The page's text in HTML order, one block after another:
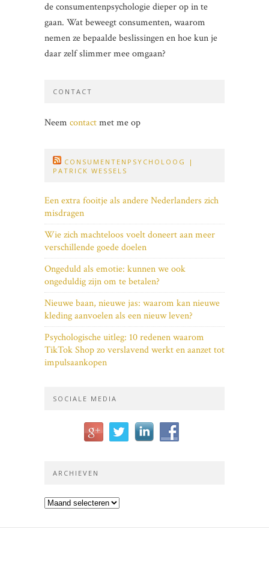
de consumentenpsychologie dieper op in te
gaan. Wat beweegt consumenten, waarom
nemen ze bepaalde beslissingen en hoe kun je
daar zelf slimmer mee omgaan?
CONTACT
Neem contactmet me op
CONSUMENTENPSYCHOLOOG |
PATRICK WESSELS
Een extra fooitje als andere Nederlanders zich
misdragen
Wie zich machteloos voelt doneert aan meer
verschillende goede doelen
Ongeduld als emotie: kunnen we ook
ongeduldig zijn om te betalen?
Nieuwe baan, nieuwe jas: waarom kan nieuwe
kleding aanvoelen als een nieuw leven?
Psychologische uitleg: 10 redenen waarom
TikTok Shop zo verslavend werkt en aanzet tot
impulsaankopen
SOCIALE MEDIA
ARCHIEVEN
Archieven